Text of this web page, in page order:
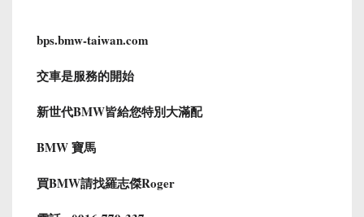
bps.bmw-taiwan.com
交車是服務的開始
新世代BMW皆給您特別大滿配
BMW 寶馬
買BMW請找羅志傑Roger